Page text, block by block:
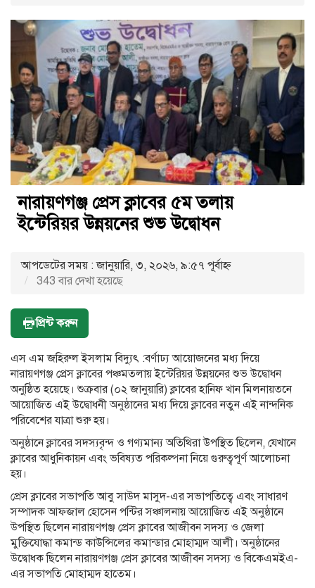
নারায়ণগঞ্জ প্রেস ক্লাবের ৫ম তলায়
ইন্টেরিয়র উন্নয়নের শুভ উদ্বোধন
আপডেটের সময় : জানুয়ারি, ৩, ২০২৬, ৯:৫৭ পূর্বাহ্ণ
343 বার দেখা হয়েছে
প্রিন্ট করুন
এস এম জহিরুল ইসলাম বিদ্যুৎ :বর্ণাঢ্য আয়োজনের মধ্য দিয়ে
নারায়ণগঞ্জ প্রেস ক্লাবের পঞ্চমতলায় ইন্টেরিয়র উন্নয়নের শুভ উদ্বোধন
অনুষ্ঠিত হয়েছে। শুক্রবার (০২ জানুয়ারি) ক্লাবের হানিফ খান মিলনায়তনে
আয়োজিত এই উদ্বোধনী অনুষ্ঠানের মধ্য দিয়ে ক্লাবের নতুন এই নান্দনিক
পরিবেশের যাত্রা শুরু হয়।
অনুষ্ঠানে ক্লাবের সদস্যবৃন্দ ও গণ্যমান্য অতিথিরা উপস্থিত ছিলেন, যেখানে
ক্লাবের আধুনিকায়ন এবং ভবিষ্যত পরিকল্পনা নিয়ে গুরুত্বপূর্ণ আলোচনা
হয়।
প্রেস ক্লাবের সভাপতি আবু সাউদ মাসুদ-এর সভাপতিত্বে এবং সাধারণ
সম্পাদক আফজাল হোসেন পন্টির সঞ্চালনায় আয়োজিত এই অনুষ্ঠানে
উপস্থিত ছিলেন নারায়ণগঞ্জ প্রেস ক্লাবের আজীবন সদস্য ও জেলা
মুক্তিযোদ্ধা কমান্ড কাউন্সিলের কমান্ডার মোহাম্মদ আলী। অনুষ্ঠানের
উদ্বোধক ছিলেন নারায়ণগঞ্জ প্রেস ক্লাবের আজীবন সদস্য ও বিকেএমইএ-
এর সভাপতি মোহাম্মদ হাতেম।